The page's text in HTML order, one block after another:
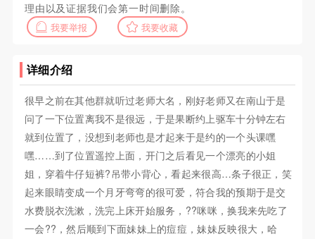
理由以及证据我们会第一时间删除。
我要举报 我要收藏
详细介绍
很早之前在其他群就听过老师大名，刚好老师又在南山于是
问了一下位置离我不是很远，于是果断约上驱车十分钟左右
就到位置了，没想到老师也是才起来于是约的一个头课嘿
嘿……到了位置遥控上面，开门之后看见一个漂亮的小姐
姐，穿着牛仔短裤?吊带小背心，看起来很高…条子很正，笑
起来眼睛变成一个月牙弯弯的很可爱，符合我的预期于是交
水费脱衣洗漱，洗完上床开始服务，??咪咪，换我来先吃了
一会??，然后顺到下面妹妹上的痘痘，妹妹反映很大，哈